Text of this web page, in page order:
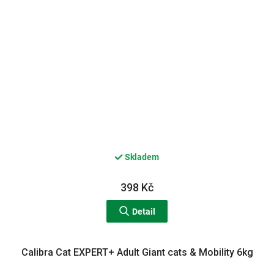
Skladem
398 Kč
Detail
Calibra Cat EXPERT+ Adult Giant cats & Mobility 6kg